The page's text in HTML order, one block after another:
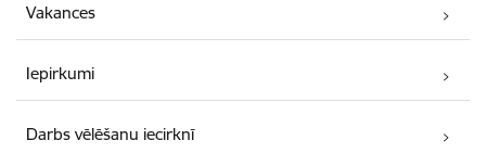
Vakances
Iepirkumi
Darbs vēlēšanu iecirknī